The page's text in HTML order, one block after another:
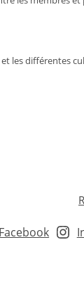
les différentes
Facebook